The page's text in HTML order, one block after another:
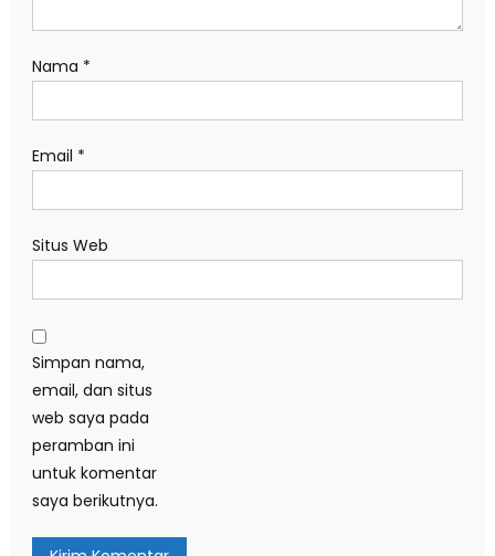
Nama *
Email *
Situs Web
Simpan nama,
email, dan situs
web saya pada
peramban ini
untuk komentar
saya berikutnya.